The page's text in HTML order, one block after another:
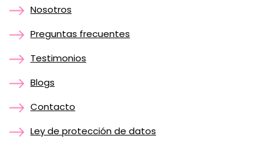
Nosotros
Preguntas frecuentes
Testimonios
Blogs
Contacto
Ley de protección de datos